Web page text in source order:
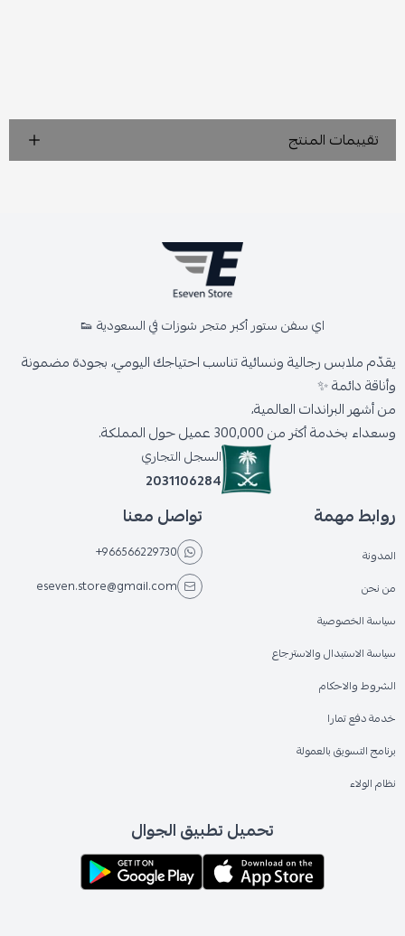
تقييمات المنتج
اي سفن ستور أكبر متجر شوزات في السعودية 👟
يقدّم ملابس رجالية ونسائية تناسب احتياجك اليومي، بجودة مضمونة
وأناقة دائمة ✨
من أشهر البراندات العالمية،
وسعداء بخدمة أكثر من 300,000 عميل حول المملكة.
السجل التجاري
2031106284
روابط مهمة
المدونة
من نحن
سياسة الخصوصية
سياسة الاستبدال والاسترجاع
الشروط والاحكام
خدمة دفع تمارا
برنامج التسويق بالعمولة
نظام الولاء
تواصل معنا
+966566229730
eseven.store@gmail.com
تحميل تطبيق الجوال